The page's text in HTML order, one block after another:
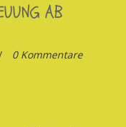
AB
0 Kommentare